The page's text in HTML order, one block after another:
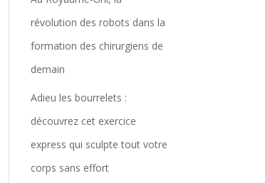
révolution des robots dans la
formation des chirurgiens de
demain
Adieu les bourrelets :
découvrez cet exercice
express qui sculpte tout votre
corps sans effort